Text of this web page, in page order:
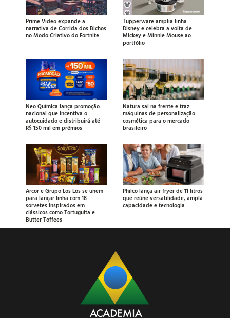
Prime Video expande a
narrativa de Corrida dos Bichos
no Modo Criativo do Fortnite
Tupperware amplia linha
Disney e celebra a volta de
Mickey e Minnie Mouse ao
portfólio
Neo Química lança promoção
nacional que incentiva o
autocuidado e distribuirá até
R$ 150 mil em prêmios
Natura sai na frente e traz
máquinas de personalização
cosmética para o mercado
brasileiro
Arcor e Grupo Los Los se unem
para lançar linha com 18
sorvetes inspirados em
clássicos como Tortuguita e
Butter Toffees
Philco lança air fryer de 11 litros
que reúne versatilidade, ampla
capacidade e tecnologia